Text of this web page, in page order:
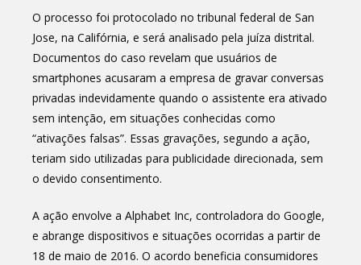
O processo foi protocolado no tribunal federal de San
Jose, na Califórnia, e será analisado pela juíza distrital.
Documentos do caso revelam que usuários de
smartphones acusaram a empresa de gravar conversas
privadas indevidamente quando o assistente era ativado
sem intenção, em situações conhecidas como
“ativações falsas”. Essas gravações, segundo a ação,
teriam sido utilizadas para publicidade direcionada, sem
o devido consentimento.
A ação envolve a Alphabet Inc, controladora do Google,
e abrange dispositivos e situações ocorridas a partir de
18 de maio de 2016. O acordo beneficia consumidores